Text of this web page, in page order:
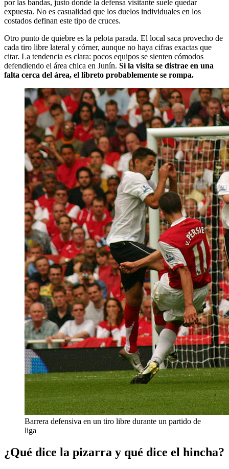
por las bandas, justo donde la defensa visitante suele quedar
expuesta. No es casualidad que los duelos individuales en los
costados definan este tipo de cruces.
Otro punto de quiebre es la pelota parada. El local saca provecho de
cada tiro libre lateral y córner, aunque no haya cifras exactas que
citar. La tendencia es clara: pocos equipos se sienten cómodos
defendiendo el área chica en Junín. Si la visita se distrae en una
falta cerca del área, el libreto probablemente se rompa.
Barrera defensiva en un tiro libre durante un partido de
liga
¿Qué dice la pizarra y qué dice el hincha?